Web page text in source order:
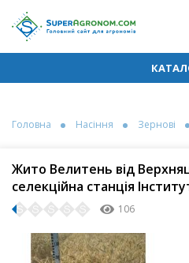
Головна Насіння Зернові
Жито Велитень від
селекційна станція
106